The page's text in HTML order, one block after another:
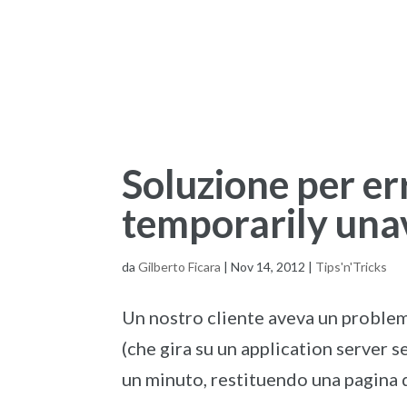
Soluzione per
temporarily
daGilberto Ficara |Nov 14, 2012 | Tips'n'Tricks
Un nostro cliente aveva un
(che gira su un application server
un minuto, restituendo una pagina